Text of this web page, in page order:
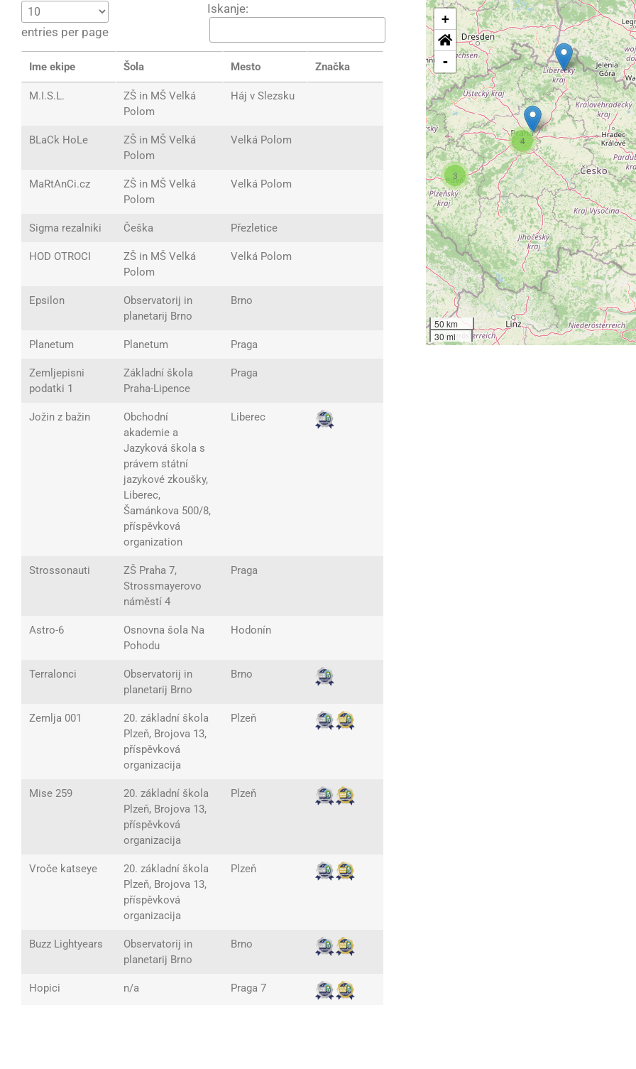
entries per page
Iskanje:
Ime ekipe Šola Mesto Značka
M.I.S.L.
ZŠ in MŠ Velká
Polom
Háj v Slezsku
BLaCk HoLe
ZŠ in MŠ Velká
Polom
Velká Polom
MaRtAnCi.cz
ZŠ in MŠ Velká
Polom
Velká Polom
Sigma rezalniki Češka Přezletice
HOD OTROCI
ZŠ in MŠ Velká
Polom
Velká Polom
Epsilon
Observatorij in
planetarij Brno
Brno
Planetum Planetum Praga
Zemljepisni
podatki 1
Základní škola
Praha-Lipence
Praga
Jožin z bažin
Obchodní
akademie a
Jazyková škola s
právem státní
jazykové zkoušky,
Liberec,
Šamánkova 500/8,
příspěvková
organization
Liberec
Strossonauti
ZŠ Praha 7,
Strossmayerovo
náměstí 4
Praga
Astro-6
Osnovna šola Na
Pohodu
Hodonín
Terralonci
Observatorij in
planetarij Brno
Brno
Zemlja 001
20. základní škola
Plzeň, Brojova 13,
příspěvková
organizacija
Plzeň
Mise 259
20. základní škola
Plzeň, Brojova 13,
příspěvková
organizacija
Plzeň
Vroče katseye
20. základní škola
Plzeň, Brojova 13,
příspěvková
organizacija
Plzeň
Buzz Lightyears
Observatorij in
planetarij Brno
Brno
Hopici n/a Praga 7
3
4
+
-
50 km
30 mi